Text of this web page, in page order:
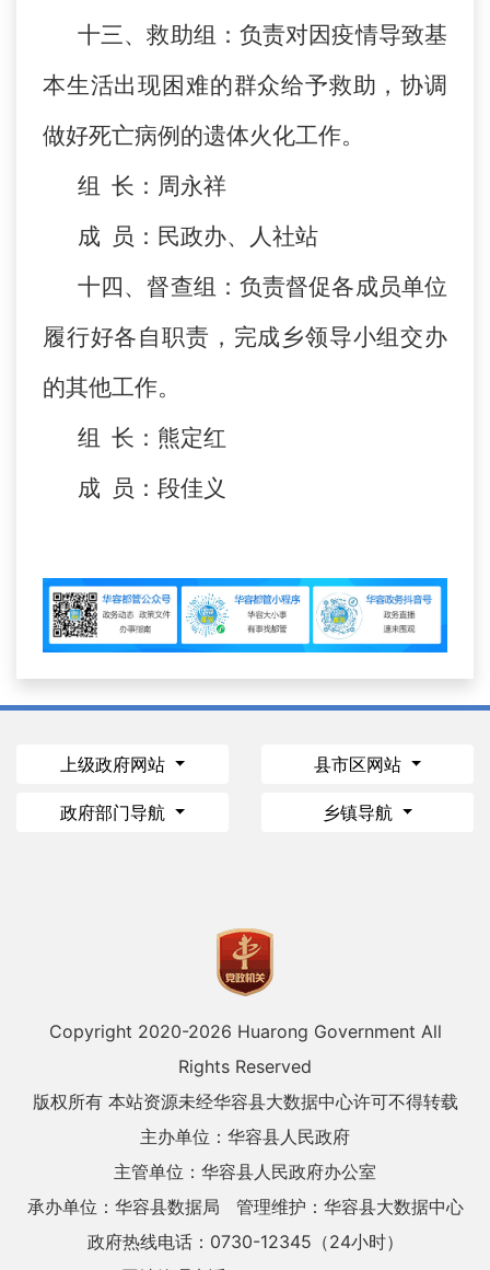
十三、救助组：负责对因疫情导致基
本生活出现困难的群众给予救助，协调
做好死亡病例的遗体火化工作。
组 长：周永祥
成 员：民政办、人社站
十四、督查组：负责督促各成员单位
履行好各自职责，完成乡领导小组交办
的其他工作。
组 长：熊定红
成 员：段佳义
上级政府网站 县市区网站
政府部门导航 乡镇导航
Copyright 2020-2026 Huarong Government All
Rights Reserved
版权所有 本站资源未经华容县大数据中心许可不得转载
主办单位：华容县人民政府
主管单位：华容县人民政府办公室
承办单位：华容县数据局
管理维护：华容县大数据中心
政府热线电话：0730-12345（24小时）